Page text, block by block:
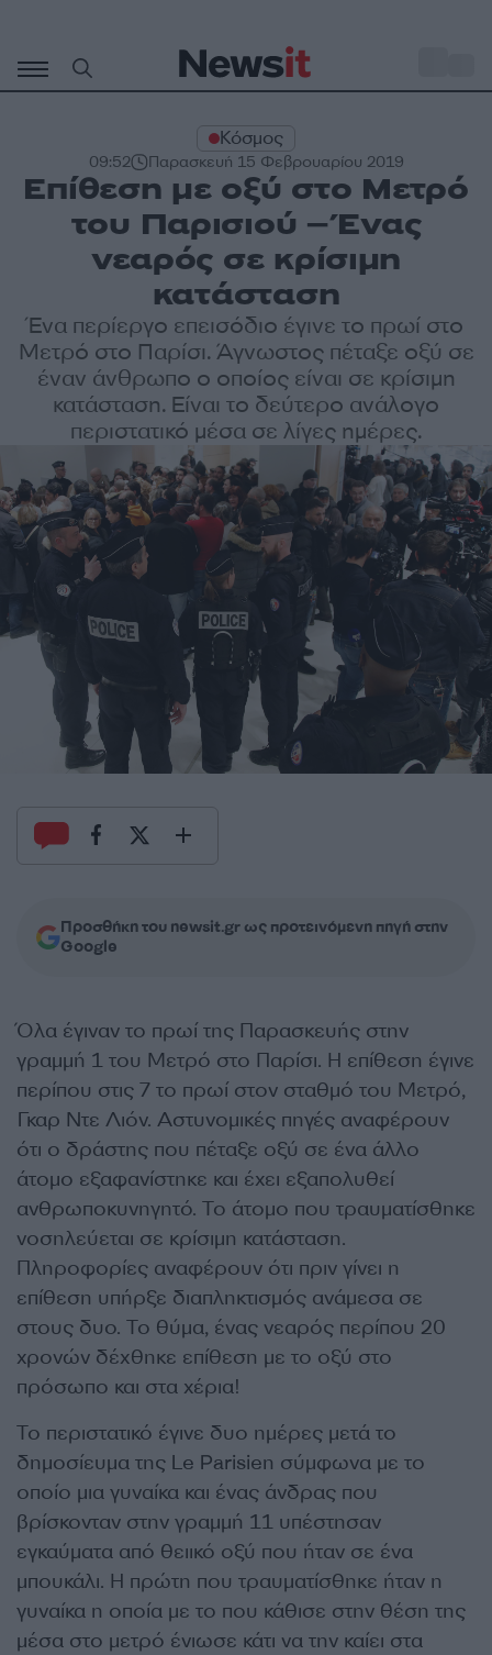
περιεχόμενο
Κόσμος
09:52 Παρασκευή 15 Φεβρουαρίου 2019
Επίθεση με οξύ στο Μετρό
του Παρισιού – Ένας
νεαρός σε κρίσιμη
κατάσταση
Ένα περίεργο επεισόδιο έγινε το πρωί στο
Μετρό στο Παρίσι. Άγνωστος πέταξε οξύ σε
έναν άνθρωπο ο οποίος είναι σε κρίσιμη
κατάσταση. Είναι το δεύτερο ανάλογο
περιστατικό μέσα σε λίγες ημέρες.
Προσθήκη του newsit.gr ως προτεινόμενη πηγή στην
Google
Όλα έγιναν το πρωί της Παρασκευής στην
γραμμή 1 του Μετρό στο Παρίσι. Η επίθεση έγινε
περίπου στις 7 το πρωί στον σταθμό του Μετρό,
Γκαρ Ντε Λιόν. Αστυνομικές πηγές αναφέρουν
ότι ο δράστης που πέταξε οξύ σε ένα άλλο
άτομο εξαφανίστηκε και έχει εξαπολυθεί
ανθρωποκυνηγητό. Το άτομο που τραυματίσθηκε
νοσηλεύεται σε κρίσιμη κατάσταση.
Πληροφορίες αναφέρουν ότι πριν γίνει η
επίθεση υπήρξε διαπληκτισμός ανάμεσα σε
στους δυο. Το θύμα, ένας νεαρός περίπου 20
χρονών δέχθηκε επίθεση με το οξύ στο
πρόσωπο και στα χέρια!
Το περιστατικό έγινε δυο ημέρες μετά το
δημοσίευμα της Le Parisien σύμφωνα με το
οποίο μια γυναίκα και ένας άνδρας που
βρίσκονταν στην γραμμή 11 υπέστησαν
εγκαύματα από θειικό οξύ που ήταν σε ένα
μπουκάλι. Η πρώτη που τραυματίσθηκε ήταν η
γυναίκα η οποία με το που κάθισε στην θέση της
μέσα στο μετρό ένιωσε κάτι να την καίει στα